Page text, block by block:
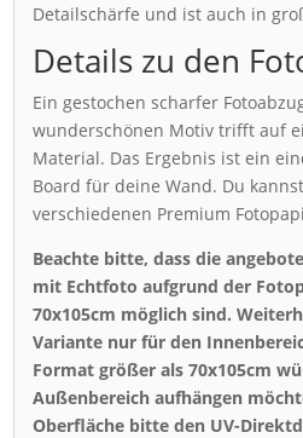
Detailschärfe und ist auch in
Details zu den
Ein gestochen scharfer
wunderschönen Motiv trifft auf
Material. Das Ergebnis ist ein
Board für deine Wand. Du
verschiedenen Premium
Beachte bitte, dass die
mit Echtfoto aufgrund der
70x105cm möglich sind.
Variante nur für den
Format größer als 70x105cm
Außenbereich aufhängen
Oberfläche bitte den UV-